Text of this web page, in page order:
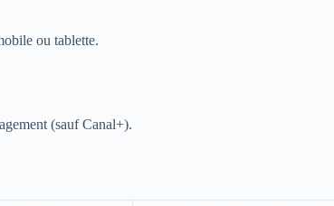
ou tablette.
(sauf Canal+).